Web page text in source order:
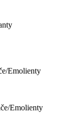
Emolienty
Emolienty